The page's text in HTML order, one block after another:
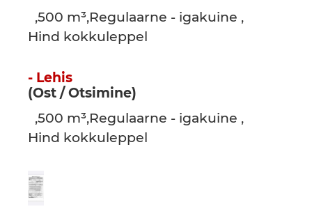
,500 m³,Regulaarne - igakuine ,
Hind kokkuleppel
- Lehis
(Ost / Otsimine)
,500 m³,Regulaarne - igakuine ,
Hind kokkuleppel